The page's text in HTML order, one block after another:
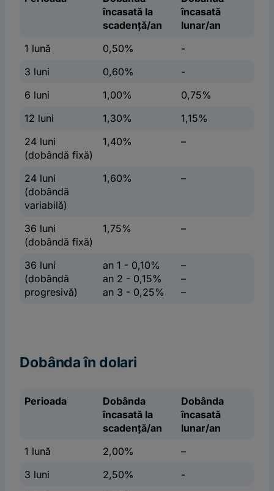
încasată la
scadență/an
încasată
lunar/an
1 lună
0,50%
-
3 luni
0,60%
-
6 luni
1,00%
0,75%
12 luni
1,30%
1,15%
24 luni
(dobândă fixă)
1,40% –
24 luni
(dobândă
variabilă)
1,60% –
36 luni
(dobândă fixă)
1,75% –
36 luni
(dobândă
progresivă)
an 1 - 0,10%
an 2 - 0,15%
an 3 - 0,25%
–
–
–
Dobânda în dolari
Perioada
Dobânda
încasată la
scadență/an
Dobânda
încasată
lunar/an
1 lună
2,00%
–
3 luni
2,50%
-